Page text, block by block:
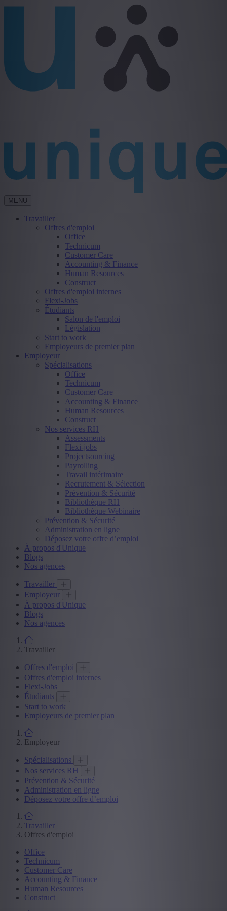
MENU
Travailler
Offres d'emploi
Office
Technicum
Customer Care
Accounting & Finance
Human Resources
Construct
Offres d'emploi internes
Flexi-Jobs
Étudiants
Salon de l'emploi
Législation
Start to work
Employeurs de premier plan
Employeur
Spécialisations
Office
Technicum
Customer Care
Accounting & Finance
Human Resources
Construct
Nos services RH
Assessments
Flexi-jobs
Projectsourcing
Payrolling
Travail intérimaire
Recrutement & Sélection
Prévention & Sécurité
Bibliothèque RH
Bibliothèque Webinaire
Prévention & Sécurité
Administration en ligne
Déposez votre offre d’emploi
À propos d'Unique
Blogs
Nos agences
Travailler
Employeur
À propos d'Unique
Blogs
Nos agences
Travailler
Offres d'emploi
Offres d'emploi internes
Flexi-Jobs
Étudiants
Start to work
Employeurs de premier plan
Employeur
Spécialisations
Nos services RH
Prévention & Sécurité
Administration en ligne
Déposez votre offre d’emploi
Travailler
Offres d'emploi
Office
Technicum
Customer Care
Accounting & Finance
Human Resources
Construct